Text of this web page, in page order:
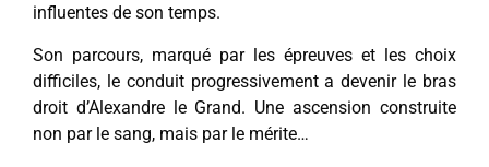
influentes de son temps.
Son parcours, marqué par les épreuves et les choix
difficiles, le conduit progressivement a devenir le bras
droit d’Alexandre le Grand. Une ascension construite
non par le sang, mais par le mérite…